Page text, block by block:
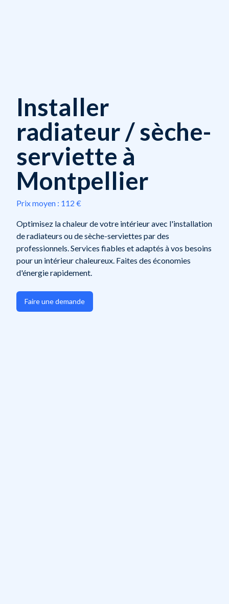
Installer
radiateur / sèche-
serviette à
Montpellier
Prix moyen : 112 €
Optimisez la chaleur de votre intérieur avec l'installation
de radiateurs ou de sèche-serviettes par des
professionnels. Services fiables et adaptés à vos besoins
pour un intérieur chaleureux. Faites des économies
d'énergie rapidement.
Faire une demande